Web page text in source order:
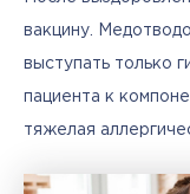
вакцину.
выступать только
пациента к
тяжелая